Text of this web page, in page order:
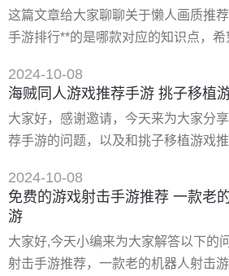
的游戏推荐 1.我的世界 2.元气骑士 3.
6.创造与魔法 7.猫和老鼠 8
这篇文章给大家聊聊关于懒人画质推
手游排行**的是哪款对应的知识点，
内哪款武侠手游做的比较好 我是一个
你十个吧 1.卧虎藏龙 2.天龙八部3d 3.
5.卧虎藏龙二 6.流星蝴蝶剑 7.剑侠情
英雄传二 10.剑侠世界 1
2024-10-08
海贼同人游戏推荐手游 挑子移植
大家好，感谢邀请，今天来为大家分
荐手游的问题，以及和挑子移植游戏
享，希望可以帮助到大家，解决大家
吧！ 一、海贼王手游冒险之旅如何下
47.85m 语言：中文 平台：安卓apk
2024-10-08
免费的游戏射击手游推荐 一款老
游
大家好,今天小编来为大家解答以下的
射击手游推荐，一款老的机器人射击